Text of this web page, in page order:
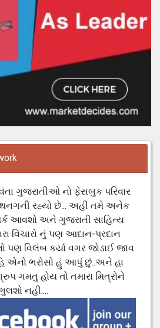
ગુજરાતીઓ નો ફેસબુક પરિવાર
રહ્યો છે... અહી તમે અનેક
આવશો અને ગુજરાતી સાહિત્ય
વિચારો નું પણ આદાન-પ્રદાન
પણ વિલંબ કર્યા વગર જોડાઈ જાવ
એનો ભરોસો હું આપું છું..અને હા
ગમતુ હોય તો તમારા મિત્રોને
નહી....